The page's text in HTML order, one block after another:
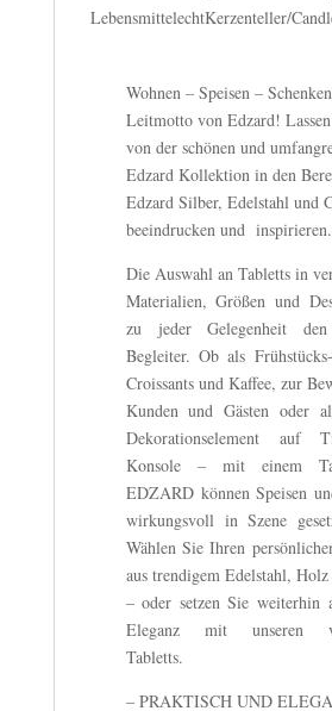
LebensmittelechtKerzenteller/
Wohnen – Speisen –
Leitmotto von Edzard!
von der schönen und
Edzard Kollektion in den
Edzard Silber, Edelstahl und
beeindrucken und inspirieren.
Die Auswahl an Tabletts in
Materialien, Größen und
zu jeder Gelegenheit
Begleiter. Ob als
Croissants und Kaffee, zur
Kunden und Gästen oder
Dekorationselement auf
Konsole – mit einem
EDZARD können Speisen
wirkungsvoll in Szene
Wählen Sie Ihren
aus trendigem Edelstahl,
– oder setzen Sie weiterhin
Eleganz mit unseren
Tabletts.
– PRAKTISCH UND